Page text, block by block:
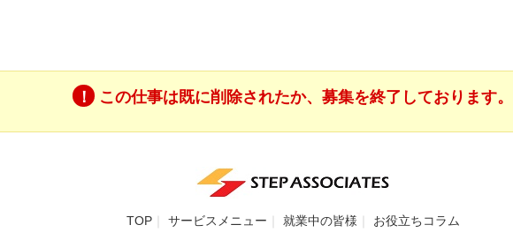
この仕事は既に削除されたか、募集を終了しております。
TOP サービスメニュー 就業中の皆様 お役立ちコラム